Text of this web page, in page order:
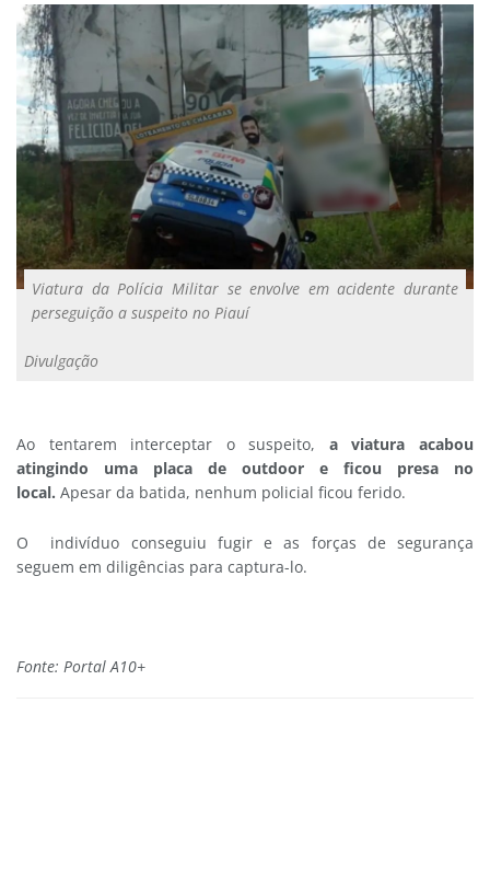
Viatura da Polícia Militar se envolve em acidente durante
perseguição a suspeito no Piauí
Divulgação
Ao tentarem interceptar o suspeito, a viatura acabou
atingindo uma placa de outdoor e ficou presa no
local. Apesar da batida, nenhum policial ficou ferido.
O indivíduo conseguiu fugir e as forças de segurança
seguem em diligências para captura-lo.
Fonte: Portal A10+